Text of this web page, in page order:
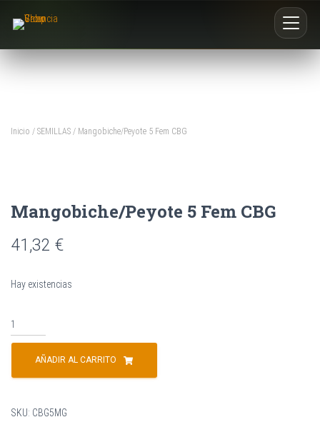
Inicio / SEMILLAS / Mangobiche/Peyote 5 Fem CBG
Mangobiche/Peyote 5 Fem CBG
41,32 €
Hay existencias
AÑADIR AL CARRITO
SKU: CBG5MG